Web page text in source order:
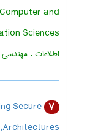
and
اطلاعات ، مهندسی
7
Secure
Architectures, بنیان های طراحی معماری های ایمن